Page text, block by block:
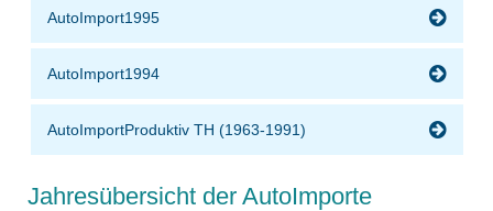
AutoImport1995
AutoImport1994
AutoImportProduktiv TH (1963-1991)
Jahresübersicht der AutoImporte